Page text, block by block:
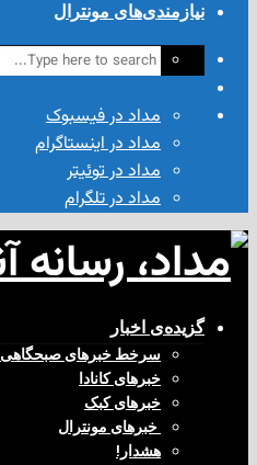
نیازمندی‌های مونترال
مداد در فیسبوک
مداد در اینستاگرام
مداد در توئیتر
مداد در تلگرام
گزیده‌ی‌ اخبار
سرخط خبرهای صبحگاهی
خبرهای کانادا
خبرهای کبک
‌ خبرهای مونترال
هشدار!